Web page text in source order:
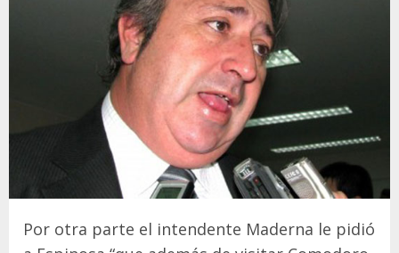
Por otra parte el intendente Maderna le pidió